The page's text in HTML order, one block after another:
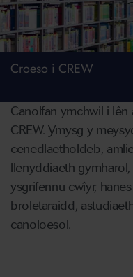
Croeso i CREW
Canolfan ymchwil i lên
CREW. Ymysg y
cenedlaetholdeb,
llenyddiaeth
ysgrifennu cwîyr,
broletaraidd,
canoloesol.